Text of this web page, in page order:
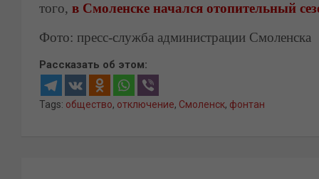
того, в Смоленске начался отопительный
Фото: пресс-служба администрации Смоленска
Рассказать об этом:
Tags: общество, отключение, Смоленск, фонтан